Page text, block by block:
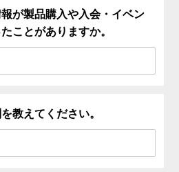
が製品購入や入会・イベン
ことがありますか。
教えてください。